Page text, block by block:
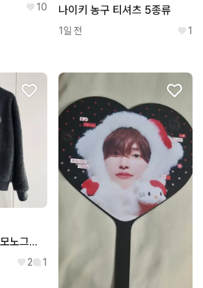
10 나이키 농구 티셔츠 5종류
1일 전 1
L / 25fw 루이비통 모노그램 레더패치 후리스 자켓
2 1